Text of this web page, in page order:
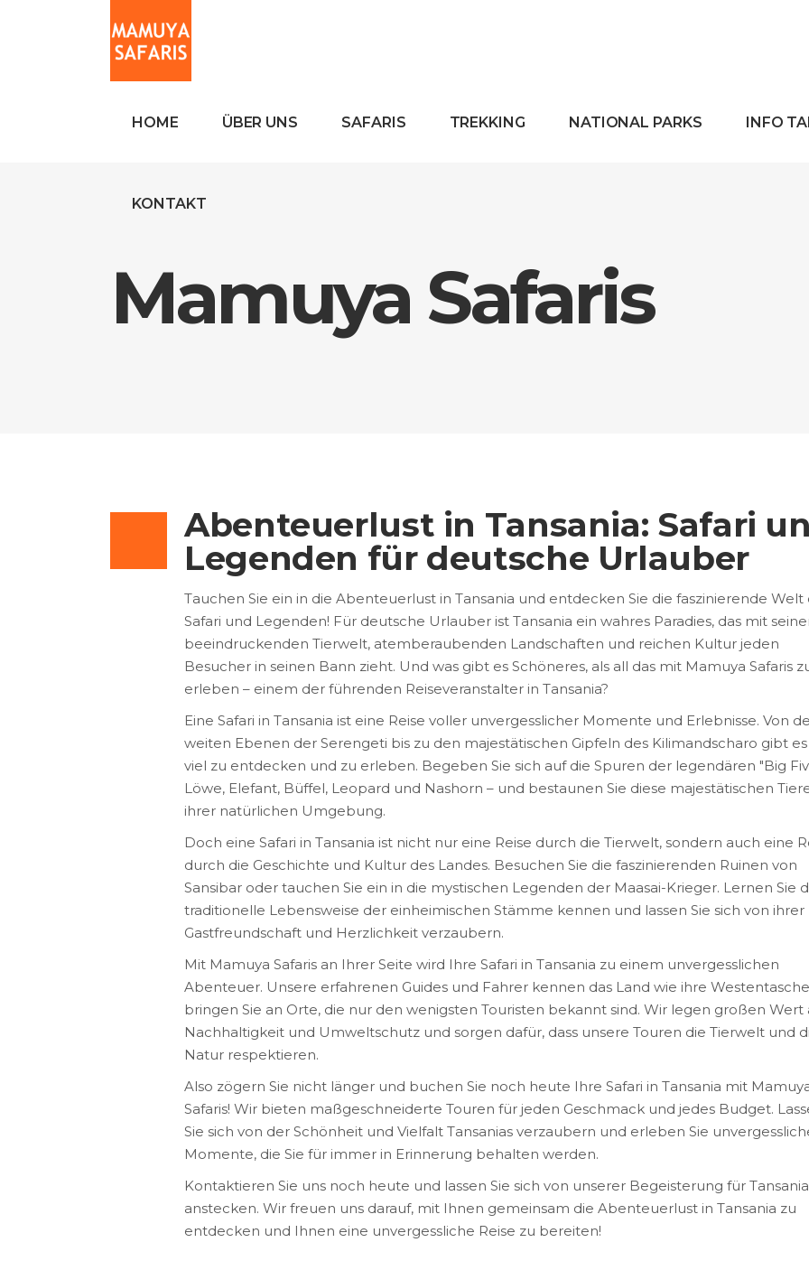
HOME ÜBER UNS SAFARIS TREKKING NATIONAL PARKS INFO
KONTAKT
Mamuya Safaris
Abenteuerlust in Tansania: Safari
Legenden für deutsche Urlauber
Tauchen Sie ein in die Abenteuerlust in Tansania und entdecken Sie die faszinierende Welt
Safari und Legenden! Für deutsche Urlauber ist Tansania ein wahres Paradies, das mit
beeindruckenden Tierwelt, atemberaubenden Landschaften und reichen Kultur jeden
Besucher in seinen Bann zieht. Und was gibt es Schöneres, als all das mit Mamuya Safaris
erleben – einem der führenden Reiseveranstalter in Tansania?
Eine Safari in Tansania ist eine Reise voller unvergesslicher Momente und Erlebnisse. Von
weiten Ebenen der Serengeti bis zu den majestätischen Gipfeln des Kilimandscharo gibt es
viel zu entdecken und zu erleben. Begeben Sie sich auf die Spuren der legendären "Big
Löwe, Elefant, Büffel, Leopard und Nashorn – und bestaunen Sie diese majestätischen
ihrer natürlichen Umgebung.
Doch eine Safari in Tansania ist nicht nur eine Reise durch die Tierwelt, sondern auch eine
durch die Geschichte und Kultur des Landes. Besuchen Sie die faszinierenden Ruinen von
Sansibar oder tauchen Sie ein in die mystischen Legenden der Maasai-Krieger. Lernen Sie
traditionelle Lebensweise der einheimischen Stämme kennen und lassen Sie sich von ihrer
Gastfreundschaft und Herzlichkeit verzaubern.
Mit Mamuya Safaris an Ihrer Seite wird Ihre Safari in Tansania zu einem unvergesslichen
Abenteuer. Unsere erfahrenen Guides und Fahrer kennen das Land wie ihre
bringen Sie an Orte, die nur den wenigsten Touristen bekannt sind. Wir legen großen Wert
Nachhaltigkeit und Umweltschutz und sorgen dafür, dass unsere Touren die Tierwelt und
Natur respektieren.
Also zögern Sie nicht länger und buchen Sie noch heute Ihre Safari in Tansania mit
Safaris! Wir bieten maßgeschneiderte Touren für jeden Geschmack und jedes Budget.
Sie sich von der Schönheit und Vielfalt Tansanias verzaubern und erleben Sie
Momente, die Sie für immer in Erinnerung behalten werden.
Kontaktieren Sie uns noch heute und lassen Sie sich von unserer Begeisterung für Tansania
anstecken. Wir freuen uns darauf, mit Ihnen gemeinsam die Abenteuerlust in Tansania zu
entdecken und Ihnen eine unvergessliche Reise zu bereiten!